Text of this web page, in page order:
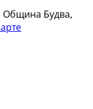
Община Будва,